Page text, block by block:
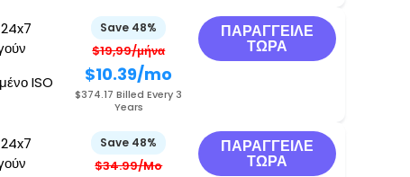
ISO
Save 48%
$19,99/μήνα
$10.39/mo
$374.17 Billed Every 3
Years
ΠΑΡΆΓΓΕΙΛΕ
ΤΏΡΑ
Save 48%
$34.99/Mo
ΠΑΡΆΓΓΕΙΛΕ
ΤΏΡΑ